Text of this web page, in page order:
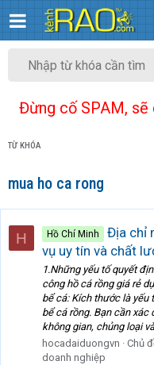
Đừng cố SPAM, sẽ
TỪ KHÓA
mua ho ca rong
H Hồ Chí Minh
Địa chỉ
vụ uy tín và chất
1.Những yếu tố quyết
công hồ cá rồng giá rẻ
bể cá: Kích thước là yếu
bể cá rồng. Bạn cần
không gian, chủng loại
hocadaiduongvn
Chủ
doanh nghiệp